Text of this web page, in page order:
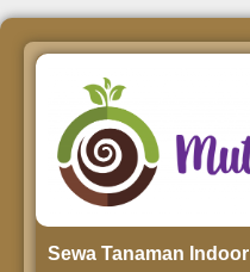
Sewa Tanaman Indoor